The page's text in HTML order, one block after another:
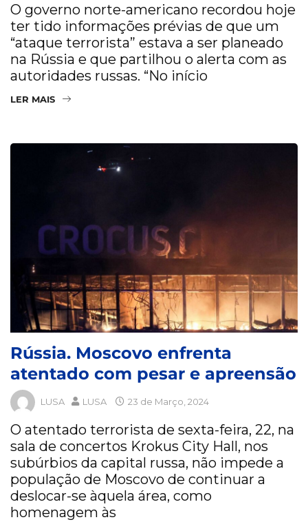
O governo norte-americano recordou hoje
ter tido informações prévias de que um
“ataque terrorista” estava a ser planeado
na Rússia e que partilhou o alerta com as
autoridades russas. “No início
LER MAIS
Rússia. Moscovo enfrenta
atentado com pesar e apreensão
LUSA LUSA 23 de Março, 2024
O atentado terrorista de sexta-feira, 22, na
sala de concertos Krokus City Hall, nos
subúrbios da capital russa, não impede a
população de Moscovo de continuar a
deslocar-se àquela área, como
homenagem às